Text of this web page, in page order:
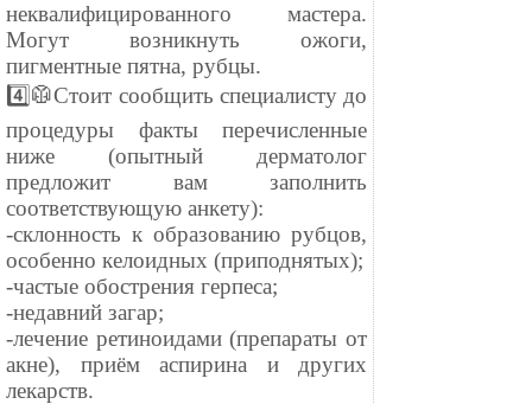
неквалифицированного мастера.
Могут возникнуть ожоги,
пигментные пятна, рубцы.
4️⃣🥼Стоит сообщить специалисту до
процедуры факты перечисленные
ниже (опытный дерматолог
предложит вам заполнить
соответствующую анкету):
-склонность к образованию рубцов,
особенно келоидных (приподнятых);
-частые обострения герпеса;
-недавний загар;
-лечение ретиноидами (препараты от
акне), приём аспирина и других
лекарств.